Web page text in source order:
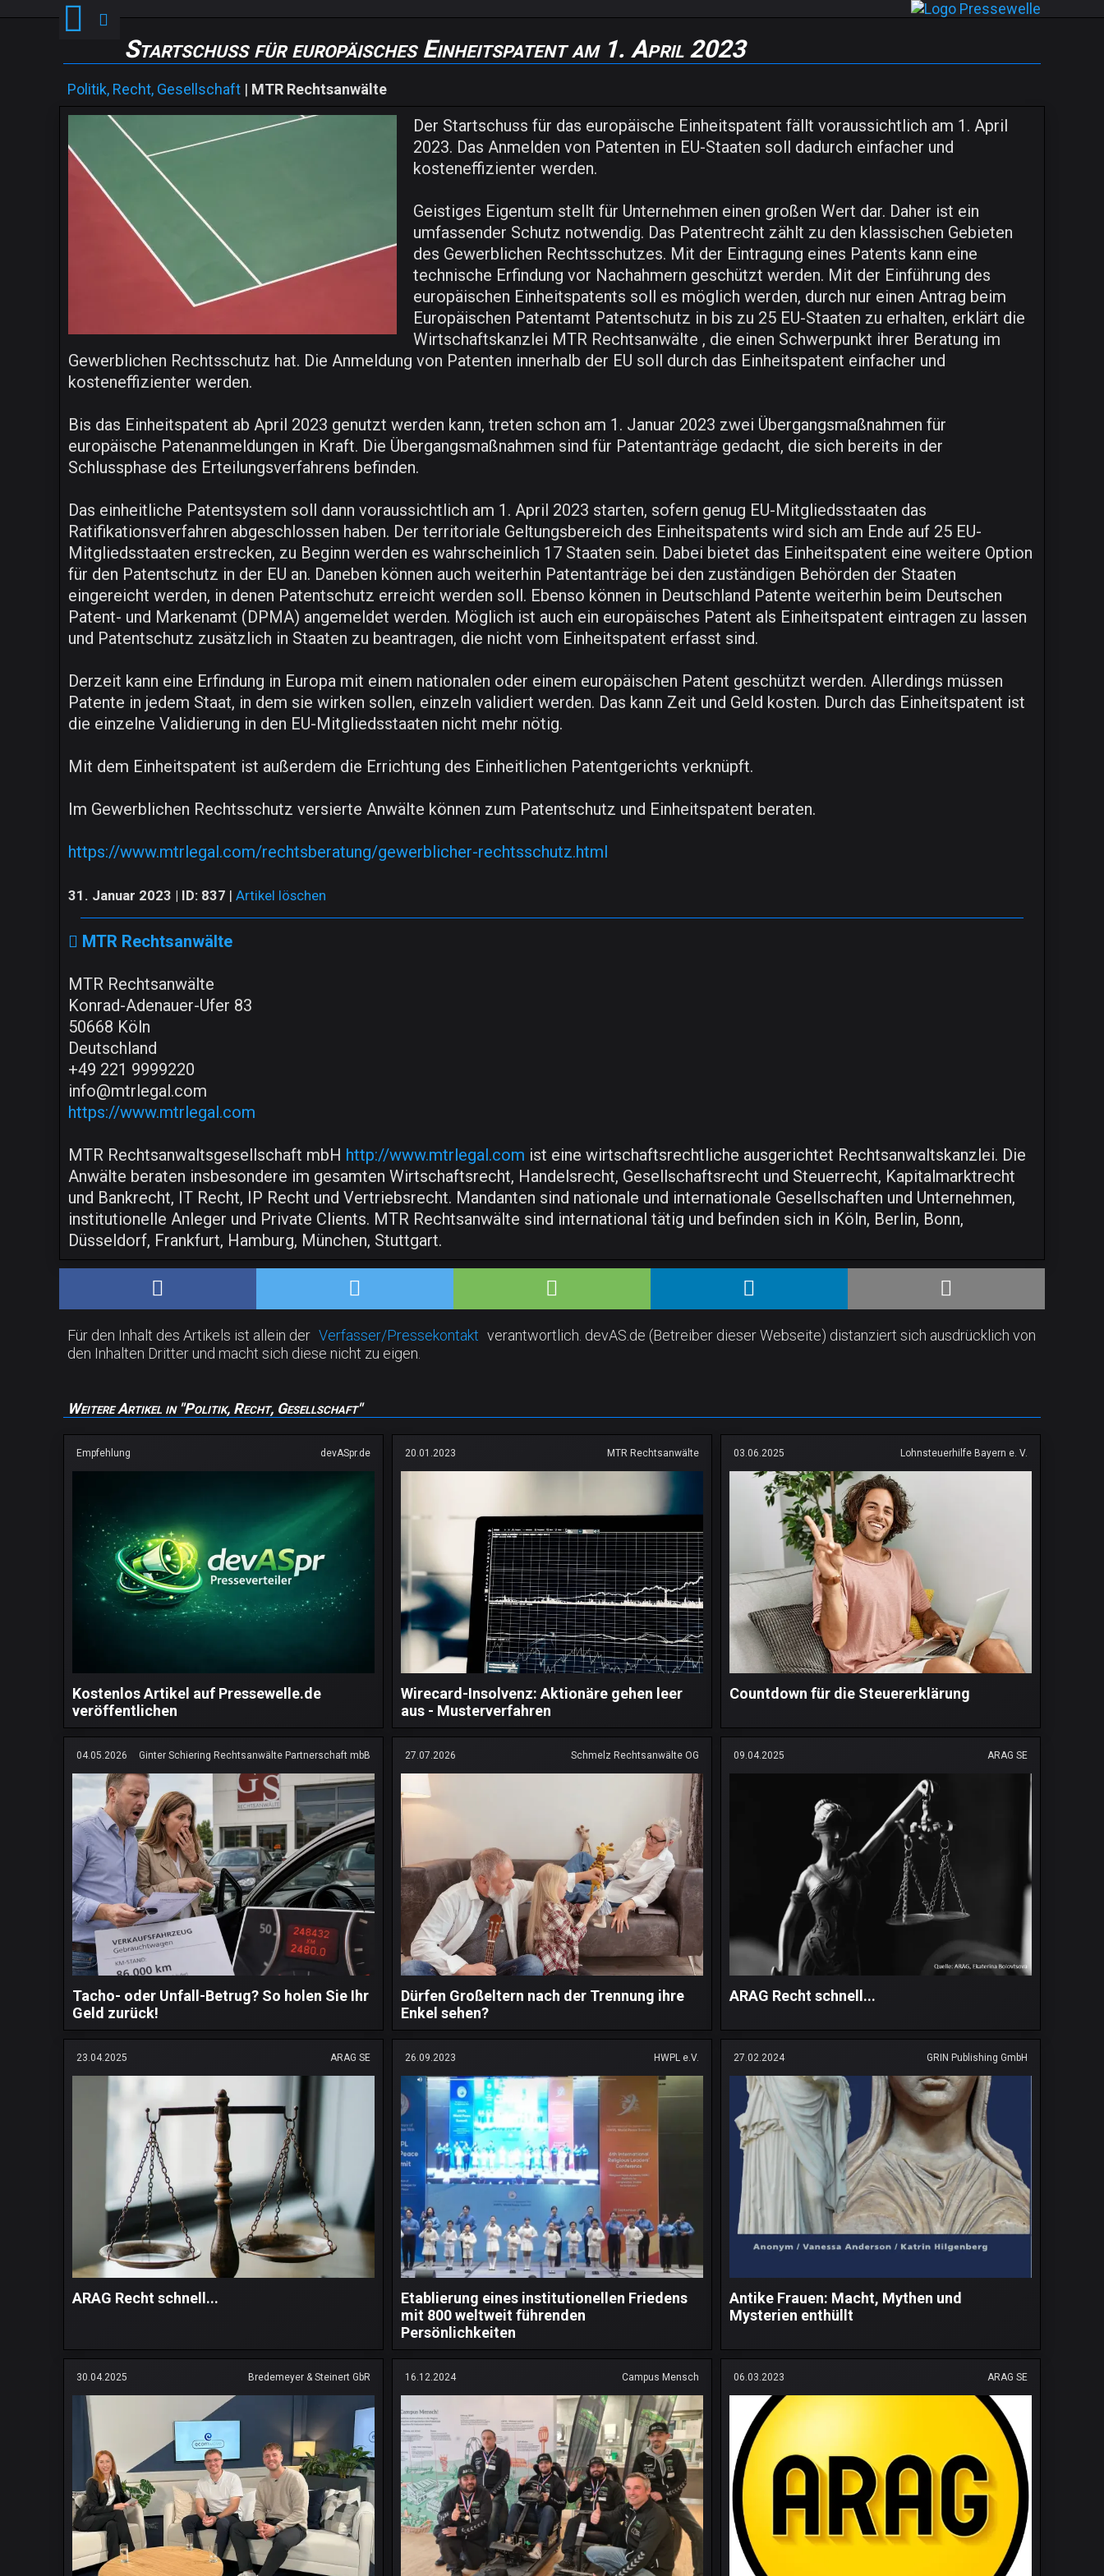
Startschuss für europäisches Einheitspatent am 1. April 2023
Politik, Recht, Gesellschaft | MTR Rechtsanwälte
Der Startschuss für das europäische Einheitspatent fällt voraussichtlich am 1. April
2023. Das Anmelden von Patenten in EU-Staaten soll dadurch einfacher und
kosteneffizienter werden.
Geistiges Eigentum stellt für Unternehmen einen großen Wert dar. Daher ist ein
umfassender Schutz notwendig. Das Patentrecht zählt zu den klassischen Gebieten
des Gewerblichen Rechtsschutzes. Mit der Eintragung eines Patents kann eine
technische Erfindung vor Nachahmern geschützt werden. Mit der Einführung des
europäischen Einheitspatents soll es möglich werden, durch nur einen Antrag beim
Europäischen Patentamt Patentschutz in bis zu 25 EU-Staaten zu erhalten, erklärt die
Wirtschaftskanzlei MTR Rechtsanwälte , die einen Schwerpunkt ihrer Beratung im
Gewerblichen Rechtsschutz hat. Die Anmeldung von Patenten innerhalb der EU soll durch das Einheitspatent einfacher und
kosteneffizienter werden.
Bis das Einheitspatent ab April 2023 genutzt werden kann, treten schon am 1. Januar 2023 zwei Übergangsmaßnahmen für
europäische Patenanmeldungen in Kraft. Die Übergangsmaßnahmen sind für Patentanträge gedacht, die sich bereits in der
Schlussphase des Erteilungsverfahrens befinden.
Das einheitliche Patentsystem soll dann voraussichtlich am 1. April 2023 starten, sofern genug EU-Mitgliedsstaaten das
Ratifikationsverfahren abgeschlossen haben. Der territoriale Geltungsbereich des Einheitspatents wird sich am Ende auf 25 EU-
Mitgliedsstaaten erstrecken, zu Beginn werden es wahrscheinlich 17 Staaten sein. Dabei bietet das Einheitspatent eine weitere Option
für den Patentschutz in der EU an. Daneben können auch weiterhin Patentanträge bei den zuständigen Behörden der Staaten
eingereicht werden, in denen Patentschutz erreicht werden soll. Ebenso können in Deutschland Patente weiterhin beim Deutschen
Patent- und Markenamt (DPMA) angemeldet werden. Möglich ist auch ein europäisches Patent als Einheitspatent eintragen zu lassen
und Patentschutz zusätzlich in Staaten zu beantragen, die nicht vom Einheitspatent erfasst sind.
Derzeit kann eine Erfindung in Europa mit einem nationalen oder einem europäischen Patent geschützt werden. Allerdings müssen
Patente in jedem Staat, in dem sie wirken sollen, einzeln validiert werden. Das kann Zeit und Geld kosten. Durch das Einheitspatent ist
die einzelne Validierung in den EU-Mitgliedsstaaten nicht mehr nötig.
Mit dem Einheitspatent ist außerdem die Errichtung des Einheitlichen Patentgerichts verknüpft.
Im Gewerblichen Rechtsschutz versierte Anwälte können zum Patentschutz und Einheitspatent beraten.
https://www.mtrlegal.com/rechtsberatung/gewerblicher-rechtsschutz.html
31. Januar 2023 | ID: 837 Artikel löschen
MTR Rechtsanwälte
MTR Rechtsanwälte
Konrad-Adenauer-Ufer 83
50668 Köln
Deutschland
+49 221 9999220
info@mtrlegal.com
https://www.mtrlegal.com
MTR Rechtsanwaltsgesellschaft mbH http://www.mtrlegal.com ist eine wirtschaftsrechtliche ausgerichtet Rechtsanwaltskanzlei. Die
Anwälte beraten insbesondere im gesamten Wirtschaftsrecht, Handelsrecht, Gesellschaftsrecht und Steuerrecht, Kapitalmarktrecht
und Bankrecht, IT Recht, IP Recht und Vertriebsrecht. Mandanten sind nationale und internationale Gesellschaften und Unternehmen,
institutionelle Anleger und Private Clients. MTR Rechtsanwälte sind international tätig und befinden sich in Köln, Berlin, Bonn,
Düsseldorf, Frankfurt, Hamburg, München, Stuttgart.
Für den Inhalt des Artikels ist allein der Verfasser/Pressekontakt verantwortlich. devAS.de (Betreiber dieser Webseite) distanziert sich ausdrücklich von
den Inhalten Dritter und macht sich diese nicht zu eigen.
Weitere Artikel in "Politik, Recht, Gesellschaft"
Empfehlung devASpr.de
Kostenlos Artikel auf Pressewelle.de
veröffentlichen
20.01.2023 MTR Rechtsanwälte
Wirecard-Insolvenz: Aktionäre gehen leer
aus - Musterverfahren
03.06.2025 Lohnsteuerhilfe Bayern e. V.
Countdown für die Steuererklärung
04.05.2026 Ginter Schiering Rechtsanwälte Partnerschaft mbB
Tacho- oder Unfall-Betrug? So holen Sie Ihr
Geld zurück!
27.07.2026 Schmelz Rechtsanwälte OG
Dürfen Großeltern nach der Trennung ihre
Enkel sehen?
09.04.2025 ARAG SE
ARAG Recht schnell...
23.04.2025 ARAG SE
ARAG Recht schnell...
26.09.2023 HWPL e.V.
Etablierung eines institutionellen Friedens
mit 800 weltweit führenden
Persönlichkeiten
27.02.2024 GRIN Publishing GmbH
Antike Frauen: Macht, Mythen und
Mysterien enthüllt
30.04.2025 Bredemeyer & Steinert GbR 16.12.2024 Campus Mensch 06.03.2023 ARAG SE